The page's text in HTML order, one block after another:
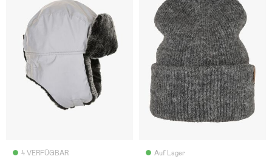
4 VERFÜGBAR Auf Lager